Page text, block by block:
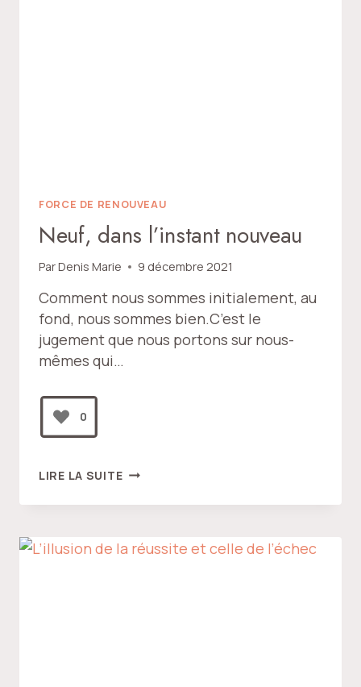
FORCE DE RENOUVEAU
Neuf, dans l’instant nouveau
ParDenis Marie 9 décembre 2021
Comment nous sommes initialement, au
fond, nous sommes bien.C’est le
jugement que nous portons sur nous-
mêmes qui…
0
LIRE LA SUITENEUF,
L’INSTANT